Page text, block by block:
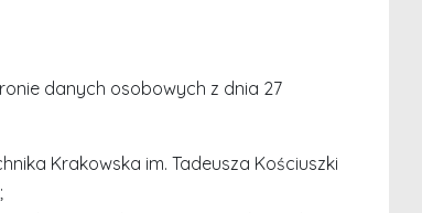
danych osobowych z dnia 27
Krakowska im. Tadeusza Kościuszki